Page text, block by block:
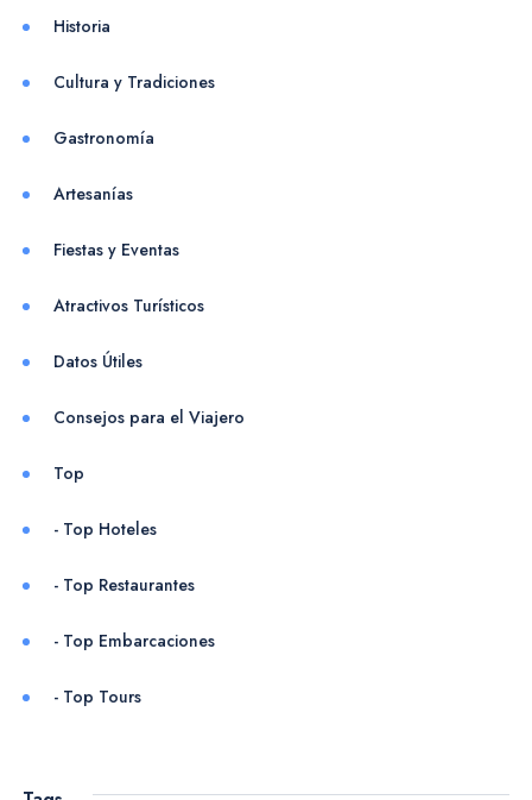
Experiencias más reservas en
Cabo de la Vela
Historia
Cultura y Tradiciones
Gastronomía
Artesanías
Fiestas y Eventas
Atractivos Turísticos
Datos Útiles
Consejos para el Viajero
Top
- Top Hoteles
- Top Restaurantes
- Top Embarcaciones
- Top Tours